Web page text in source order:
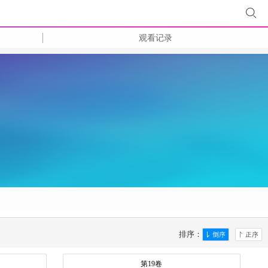
观看记录
排序：
第19卷